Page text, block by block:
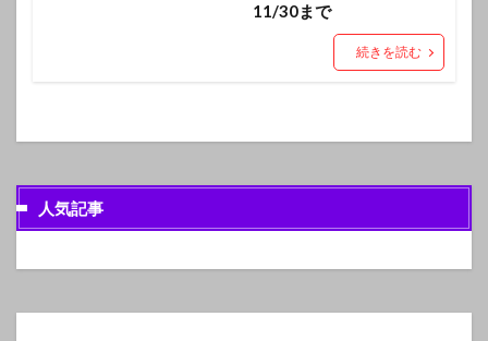
11/30まで
続きを読む
人気記事